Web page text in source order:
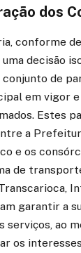
dos
conforme
decisão
conjunto de
em vigor
Estes
a
e os
de
garantir a
serviços, ao
os